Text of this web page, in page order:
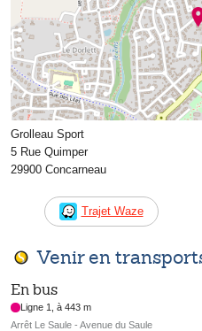
Grolleau Sport
5 Rue Quimper
29900 Concarneau
Trajet Waze
Venir en
En bus
Ligne 1, à 443 m
Arrêt Le Saule - Avenue du Saule